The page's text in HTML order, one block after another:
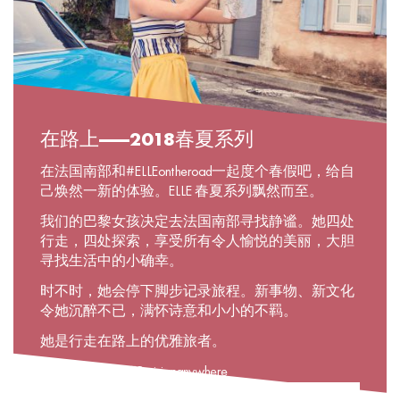
在路上——2018春夏系列
在法国南部和#ELLEontheroad一起度个春假吧，给自
己焕然一新的体验。ELLE 春夏系列飘然而至。
我们的巴黎女孩决定去法国南部寻找静谧。她四处
行走，四处探索，享受所有令人愉悦的美丽，大胆
寻找生活中的小确幸。
时不时，她会停下脚步记录旅程。新事物、新文化
令她沉醉不已，满怀诗意和小小的不羁。
她是行走在路上的优雅旅者。
#ELLEontheroad #Parisiananywhere